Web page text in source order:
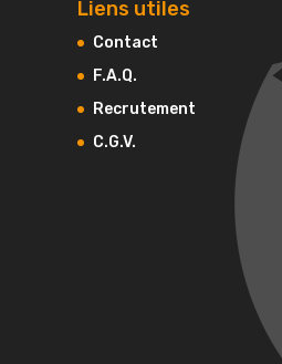
Liens utiles
Contact
F.A.Q.
Recrutement
C.G.V.